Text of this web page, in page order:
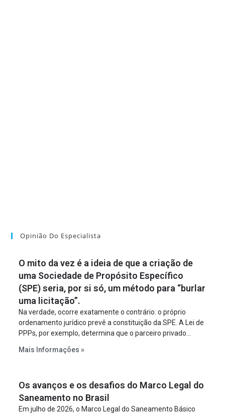
Opinião Do Especialista
O mito da vez é a ideia de que a criação de
uma Sociedade de Propósito Específico
(SPE) seria, por si só, um método para “burlar
uma licitação”.
Na verdade, ocorre exatamente o contrário: o próprio
ordenamento jurídico prevê a constituição da SPE. A Lei de
PPPs, por exemplo, determina que o parceiro privado
empreendimento. Ou seja, a suposta “fraude à licitação” é
projeto a projeto.
Mais Informações »
Os avanços e os desafios do Marco Legal do
Saneamento no Brasil
Em julho de 2026, o Marco Legal do Saneamento Básico